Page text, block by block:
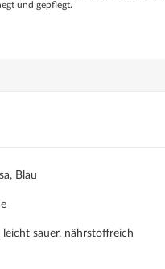
und gepflegt.
Blau
leicht sauer, nährstoffreich